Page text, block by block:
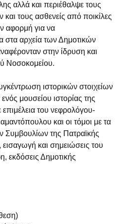
αλλά και περιέθαλψε τους
τους ασθενείς από ποικίλες
αφορμή για να
στα αρχεία των Δημοτικών
στην ίδρυση και
Νοσοκομείου.
ιστορικών στοιχείων
μουσείου ιστορίας της
του νεφρολόγου-
και οι τόμοι με τα
Συμβουλίων της Πατραϊκής
εισαγωγή και σημειώσεις του
εκδόσεις Δημοτικής